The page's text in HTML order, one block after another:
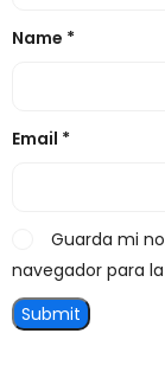
Name *
Email *
Guarda mi
navegador para